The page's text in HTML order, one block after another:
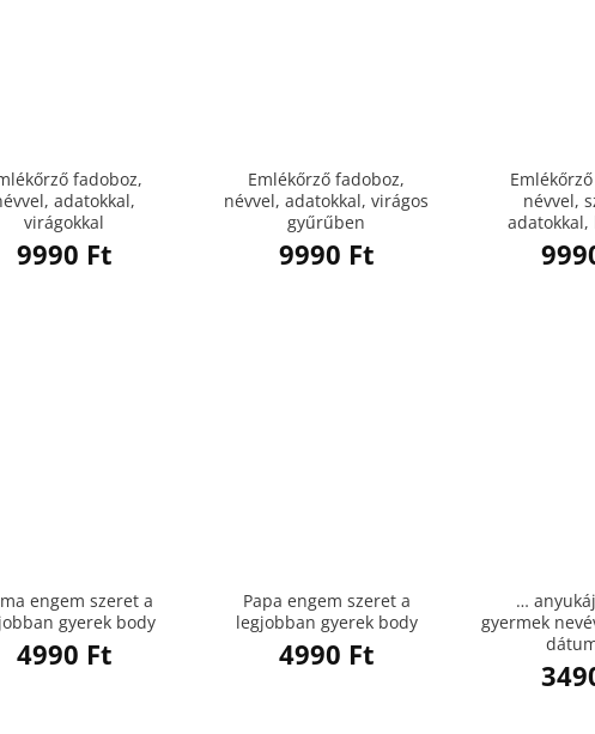
fadoboz,
adatokkal,
virágokkal
9990 Ft
Emlékőrző fadoboz,
névvel, adatokkal, virágos
gyűrűben
9990 Ft
névvel,
adatokkal,
engem szeret a
gyerek body
4990 Ft
Papa engem szeret a
legjobban gyerek body
4990 Ft
…
gyermek